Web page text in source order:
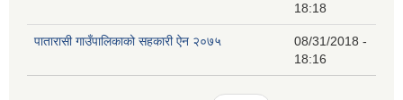
18:18
पातारासी गाउँपालिकाको सहकारी ऐन २०७५
08/31/2018 -
18:16